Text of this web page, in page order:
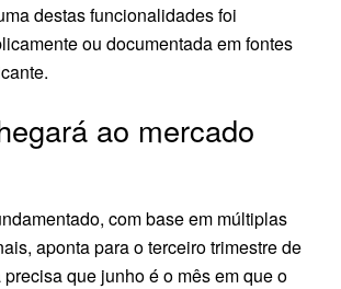
destas funcionalidades foi
ou documentada em fontes
ao mercado
com base em múltiplas
aponta para o terceiro trimestre de
que junho é o mês em que o